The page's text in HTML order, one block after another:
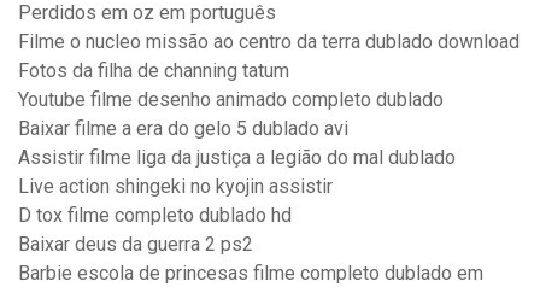
Perdidos em oz em português
Filme o nucleo missão ao centro da terra dublado download
Fotos da filha de channing tatum
Youtube filme desenho animado completo dublado
Baixar filme a era do gelo 5 dublado avi
Assistir filme liga da justiça a legião do mal dublado
Live action shingeki no kyojin assistir
D tox filme completo dublado hd
Baixar deus da guerra 2 ps2
Barbie escola de princesas filme completo dublado em